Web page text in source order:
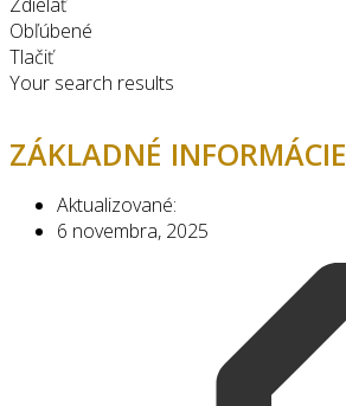
Obľúbené
Tlačiť
Your search results
ZÁKLADNÉ INFORMÁCIE
Aktualizované:
6 novembra, 2025